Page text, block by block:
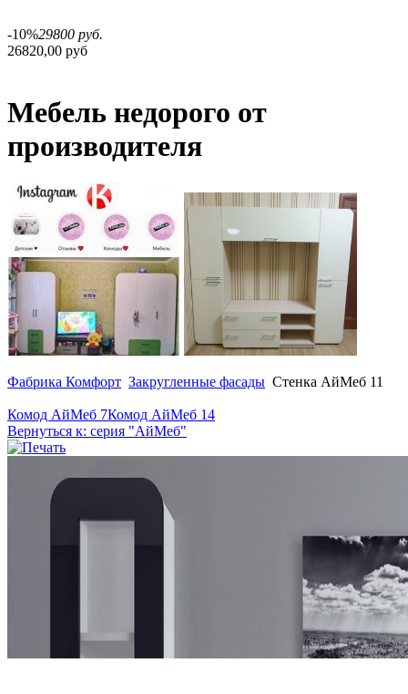
-10%29800 руб.
26820,00 руб
Мебель недорого от
производителя
Фабрика Комфорт Закругленные фасады Стенка АйМеб 11
Комод АйМеб 7Комод АйМеб 14
Вернуться к: серия "АйМеб"